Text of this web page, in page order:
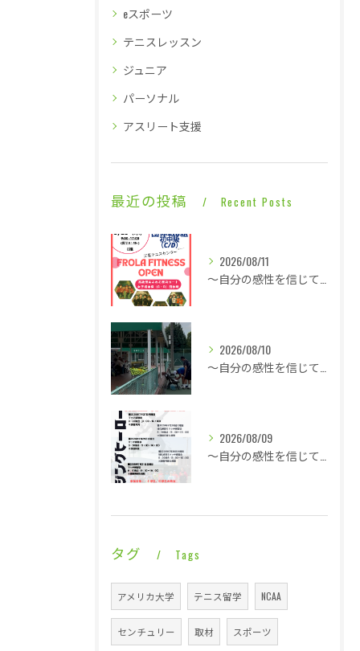
eスポーツ
テニスレッスン
ジュニア
パーソナル
アスリート支援
最近の投稿 Recent Posts
2026/08/11
2026/08/10
2026/08/09
タグ Tags
アメリカ大学 テニス留学 NCAA
センチュリー 取材 スポーツ